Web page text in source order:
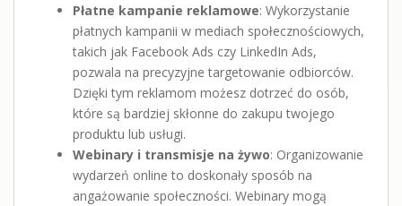
Płatne kampanie reklamowe: Wykorzystanie
płatnych kampanii w mediach społecznościowych,
takich jak Facebook Ads czy LinkedIn Ads,
pozwala na precyzyjne targetowanie odbiorców.
Dzięki tym reklamom możesz dotrzeć do osób,
które są bardziej skłonne do zakupu twojego
produktu lub usługi.
Webinary i transmisje na żywo: Organizowanie
wydarzeń online to doskonały sposób na
angażowanie społeczności. Webinary mogą